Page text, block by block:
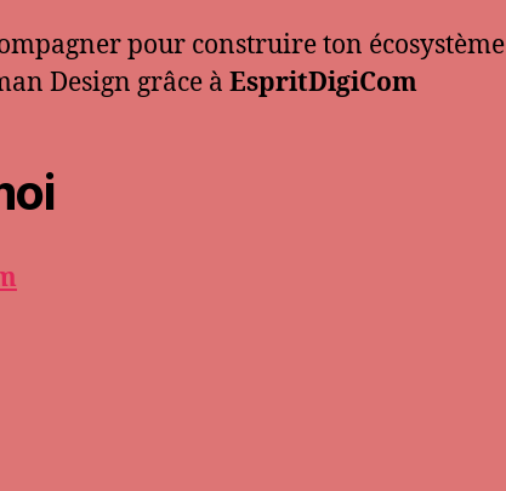
pour construire ton écosystème
Design grâce à EspritDigiCom